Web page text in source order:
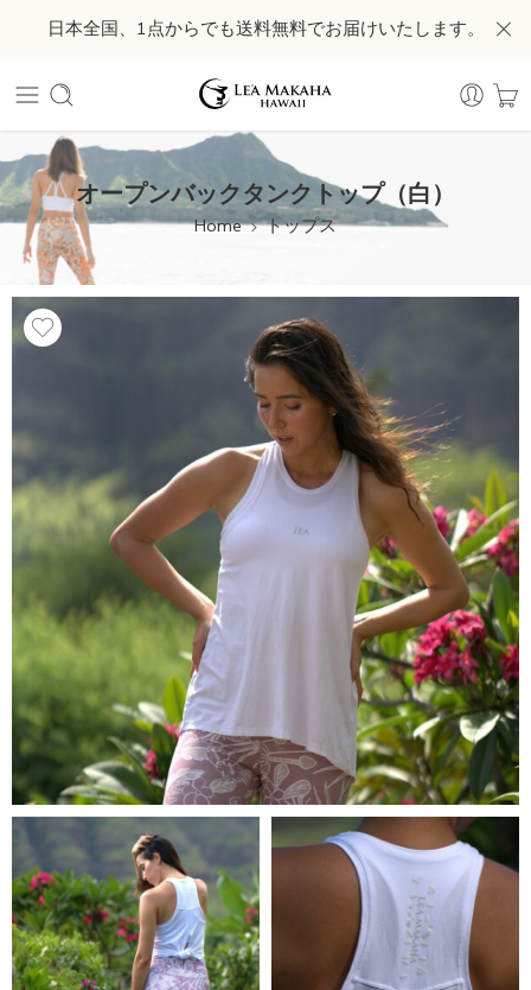
日本全国、1点からでも送料無料でお届けいたします。
オープンバックタンクトップ（白）
Home トップス